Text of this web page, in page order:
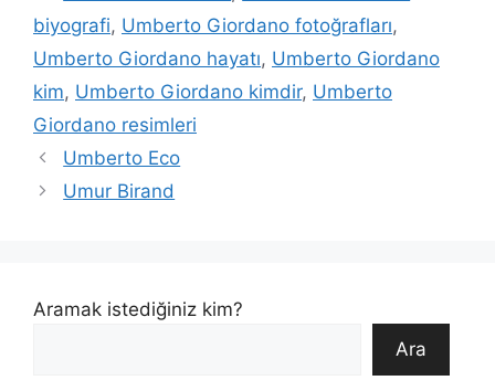
biyografi, Umberto Giordano fotoğrafları,
Umberto Giordano hayatı, Umberto Giordano
kim, Umberto Giordano kimdir, Umberto
Giordano resimleri
Umberto Eco
Umur Birand
Aramak istediğiniz kim?
Ara